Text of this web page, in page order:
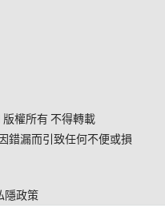
權所有 不得轉載
錯漏而引致任何不便或損
隱政策